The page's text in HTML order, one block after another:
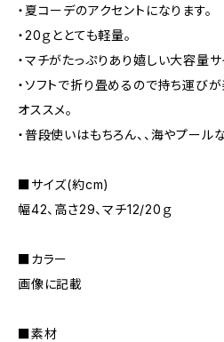
・夏コーデのアクセントになります。
・20ｇととても軽量。
・マチがたっぷりあり嬉しい大容量サ
・ソフトで折り畳めるので持ち運び
オススメ。
・普段使いはもちろん、、海やプール
■サイズ(約cm)
幅42、高さ29、マチ12/20ｇ
■カラー
画像に記載
■素材